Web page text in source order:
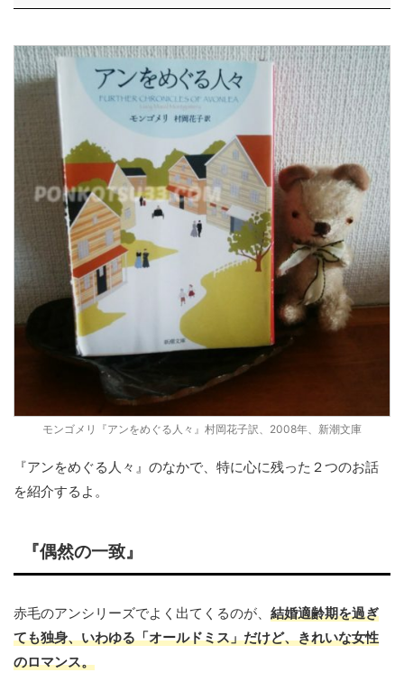
モンゴメリ『アンをめぐる人々』村岡花子訳、2008年、新潮文庫
『アンをめぐる人々』のなかで、特に心に残った２つのお話
を紹介するよ。
『偶然の一致』
赤毛のアンシリーズでよく出てくるのが、 結婚適齢期を過ぎ
ても独身、いわゆる「オールドミス」だけど、きれいな女性
のロマンス。